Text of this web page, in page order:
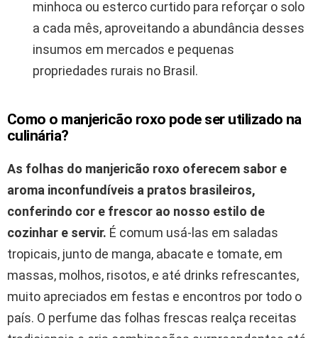
minhoca ou esterco curtido para reforçar o solo
a cada mês, aproveitando a abundância desses
insumos em mercados e pequenas
propriedades rurais no Brasil.
Como o manjericão roxo pode ser utilizado na
culinária?
As folhas do manjericão roxo oferecem sabor e
aroma inconfundíveis a pratos brasileiros,
conferindo cor e frescor ao nosso estilo de
cozinhar e servir. É comum usá-las em saladas
tropicais, junto de manga, abacate e tomate, em
massas, molhos, risotos, e até drinks refrescantes,
muito apreciados em festas e encontros por todo o
país. O perfume das folhas frescas realça receitas